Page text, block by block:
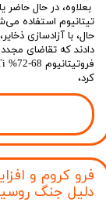
بعلاوه، در حال حاضر
تیتانیوم استفاده
حال، با آزادسازی
کرد،
فرو کروم و
دلیل جنگ